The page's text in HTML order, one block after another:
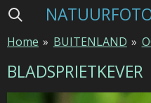
Ga
naar
de
Home » BUITENLAND »
BLADSPRIETKEVER